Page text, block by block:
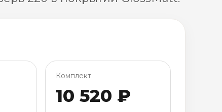
Комплект
10 520 ₽